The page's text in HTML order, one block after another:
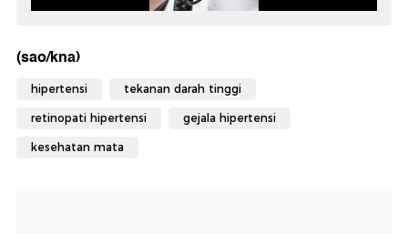
(sao/kna)
hipertensi tekanan darah tinggi
retinopati hipertensi gejala hipertensi
kesehatan mata